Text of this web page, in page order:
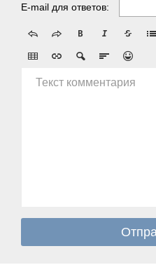
E-mail для ответов:
Текст комментария